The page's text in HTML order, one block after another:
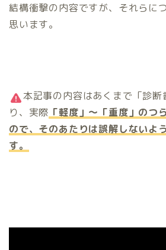
結構衝撃の内容ですが、それらに
思います。
本記事の内容はあくまで「診断
り、実際 「軽度」～「重度」のつ
ので、そのあたりは誤解しないよ
す。